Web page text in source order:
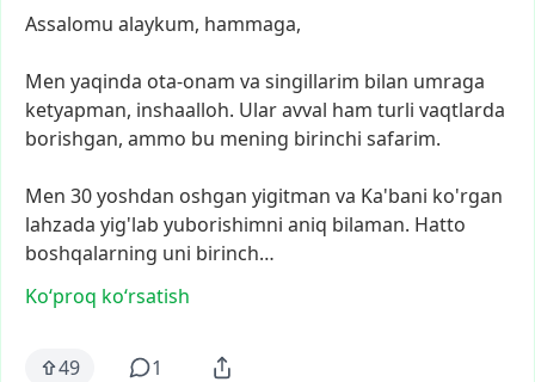
Assalomu alaykum, hammaga,
Men yaqinda ota-onam va singillarim bilan umraga
ketyapman, inshaalloh. Ularavval ham turli vaqtlarda
borishgan, ammo bu mening birinchi safarim.
Men 30yoshdan oshgan yigitman va Ka'bani ko'rgan
lahzada yig'lab yuborishimni aniq bilaman. Hatto
boshqalarning uni birinch…
Ko‘proq koʻrsatish
49 1